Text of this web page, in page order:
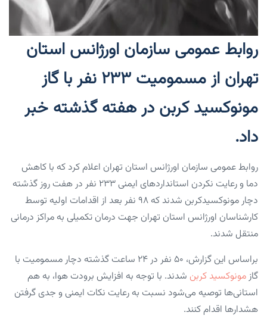
روابط عمومی سازمان اورژانس استان
تهران از مسمومیت ۲۳۳ نفر با گاز
مونوکسید کربن در هفته گذشته خبر
داد.
روابط عمومی سازمان اورژانس استان تهران اعلام کرد که با کاهش
دما و رعایت نکردن استانداردهای ایمنی ۲۳۳ نفر در هفت روز گذشته
دچار مونوکسیدکربن شدند که ۹۸ نفر بعد از اقدامات اولیه توسط
کارشناسان اورژانس استان تهران جهت درمان تکمیلی به مراکز درمانی
منتقل شدند.
براساس این گزارش، ۵۰ نفر در ۲۴ ساعت گذشته دچار مسمومیت با
گاز مونوکسید کربن شدند. با توجه به افزایش برودت هوا، به هم
استانی‌ها توصیه می‌شود نسبت به رعایت نکات ایمنی و‌ جدی گرفتن
هشدارها اقدام کنند.